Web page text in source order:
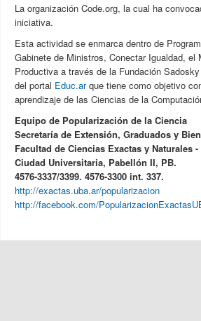
La organización Code.org, la cual ha
iniciativa.
Esta actividad se enmarca dentro de
Gabinete de Ministros, Conectar Igualdad,
Productiva a través de la Fundación
del portal Educ.arque tiene como objetivo
aprendizaje de las Ciencias de la
Equipo de Popularización de la Ciencia
Secretaría de Extensión, Graduados y
Facultad de Ciencias Exactas y Naturales -
Ciudad Universitaria, Pabellón II, PB.
4576-3337/3399. 4576-3300 int. 337.
http://exactas.uba.ar/popularizacion
http://facebook.com/